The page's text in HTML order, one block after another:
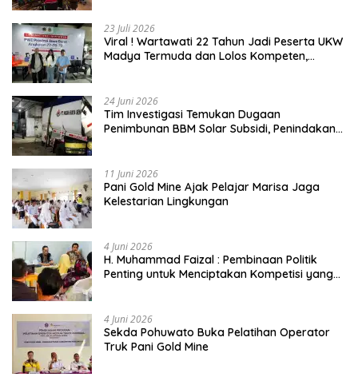
23 Juli 2026
Viral ! Wartawati 22 Tahun Jadi Peserta UKW
Madya Termuda dan Lolos Kompeten,
24 Juni 2026
Tim Investigasi Temukan Dugaan
Penimbunan BBM Solar Subsidi, Penindakan
11 Juni 2026
Pani Gold Mine Ajak Pelajar Marisa Jaga
Kelestarian Lingkungan
4 Juni 2026
H. Muhammad Faizal : Pembinaan Politik
Penting untuk Menciptakan Kompetisi yang
4 Juni 2026
Sekda Pohuwato Buka Pelatihan Operator
Truk Pani Gold Mine